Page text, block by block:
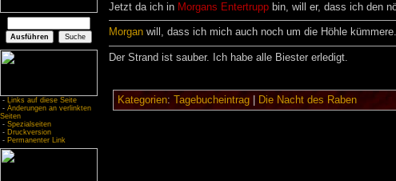
- Links auf diese Seite
- Änderungen an verlinkten
Seiten
- Spezialseiten
- Druckversion
- Permanenter Link
Jetzt da ich in Morgans Entertruppbin, will er, dass ich den
Morganwill, dass ich mich auch noch um die Höhle kümmere.
Der Strand ist sauber. Ich habe alle Biester erledigt.
Kategorien: Tagebucheintrag| Die Nacht des Raben